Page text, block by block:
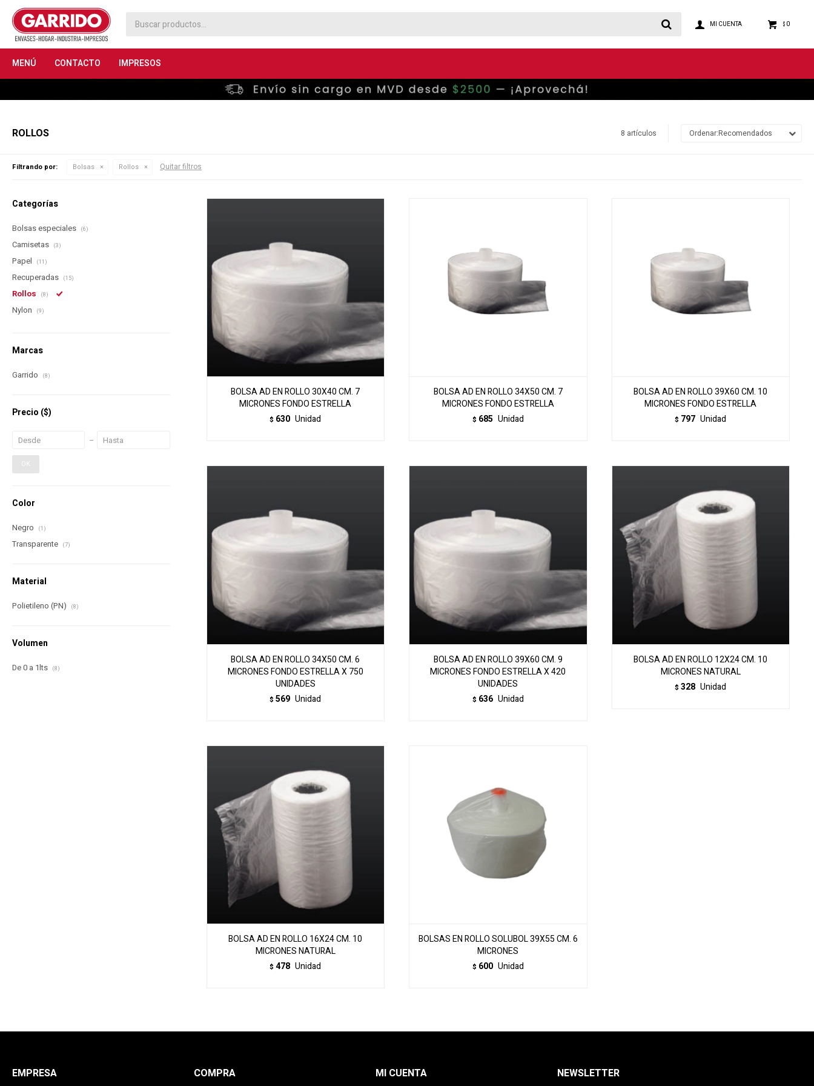
MENÚ CONTACTO IMPRESOS
$ 0
ROLLOS 8 artículos Recomendados
Filtrando por: Bolsas Rollos Quitar filtros
BOLSA AD EN ROLLO 30X40 CM. 7
MICRONES FONDO ESTRELLA
$ 630 Unidad
BOLSA AD EN ROLLO 34X50 CM. 7
MICRONES FONDO ESTRELLA
$ 685 Unidad
BOLSA AD EN ROLLO 39X60 CM. 10
MICRONES FONDO ESTRELLA
$ 797 Unidad
BOLSA AD EN ROLLO 34X50 CM. 6
MICRONES FONDO ESTRELLA X 750
UNIDADES
$ 569 Unidad
BOLSA AD EN ROLLO 39X60 CM. 9
MICRONES FONDO ESTRELLA X 420
UNIDADES
$ 636 Unidad
BOLSA AD EN ROLLO 12X24 CM. 10
MICRONES NATURAL
$ 328 Unidad
BOLSA AD EN ROLLO 16X24 CM. 10
MICRONES NATURAL
$ 478 Unidad
BOLSAS EN ROLLO SOLUBOL 39X55 CM. 6
MICRONES
$ 600 Unidad
Categorías
Bolsas especiales (6)
Camisetas (3)
Papel (11)
Recuperadas (15)
Rollos (8)
Nylon (9)
Marcas
Garrido (8)
Precio ($)
OK
Color
Negro (1)
Transparente (7)
Material
Polietileno (PN) (8)
Volumen
De 0 a 1lts (8)
EMPRESA COMPRA MI CUENTA NEWSLETTER